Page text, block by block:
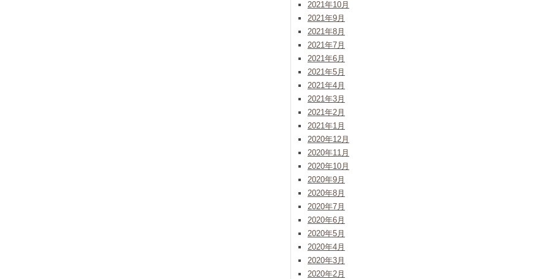
2021年10月
2021年9月
2021年8月
2021年7月
2021年6月
2021年5月
2021年4月
2021年3月
2021年2月
2021年1月
2020年12月
2020年11月
2020年10月
2020年9月
2020年8月
2020年7月
2020年6月
2020年5月
2020年4月
2020年3月
2020年2月